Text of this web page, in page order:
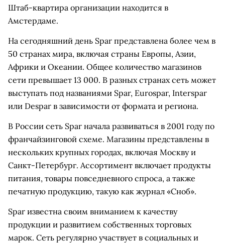
Штаб-квартира организации находится в
Амстердаме.
На сегодняшний день Spar представлена более чем в
50 странах мира, включая страны Европы, Азии,
Африки и Океании. Общее количество магазинов
сети превышает 13 000. В разных странах сеть может
выступать под названиями Spar, Eurospar, Interspar
или Despar в зависимости от формата и региона.
В России сеть Spar начала развиваться в 2001 году по
франчайзинговой схеме. Магазины представлены в
нескольких крупных городах, включая Москву и
Санкт-Петербург. Ассортимент включает продукты
питания, товары повседневного спроса, а также
печатную продукцию, такую как журнал «Сноб».
Spar известна своим вниманием к качеству
продукции и развитием собственных торговых
марок. Сеть регулярно участвует в социальных и